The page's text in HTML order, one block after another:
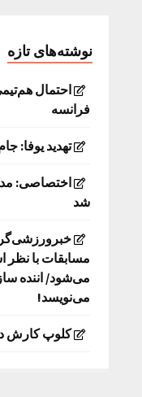
نوشته‌های تازه
احتمال
فرانسه
تهدید یوفا:
اختصاصی:
شد
مسابقات با
می‌شود/ اننده
می‌نویسد!
کلوپ کارش